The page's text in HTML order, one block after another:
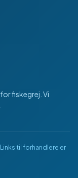
fiskegrej. Vi
til forhandlere er